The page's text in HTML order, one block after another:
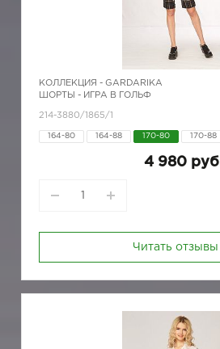
КОЛЛЕКЦИЯ - GARDARIKA
ШОРТЫ - ИГРА В ГОЛЬФ
214-3880/1865/1
164-80 164-88 170-80 170-88
4 980 руб
Читать отзывы